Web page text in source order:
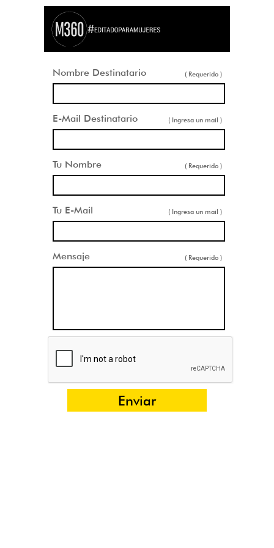
Nombre Destinatario ( Requerido )
E-Mail Destinatario ( Ingresa un mail )
Tu Nombre ( Requerido )
Tu E-Mail ( Ingresa un mail )
Mensaje ( Requerido )